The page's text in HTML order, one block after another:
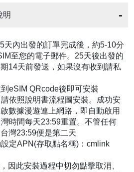
明
天內出發的訂單完成後，約5-10分
至您的電子郵件。25天後出發的
14天前發送，如果沒有收到請私
eSIM QRcode後即可安裝
依照說明書流程圖安裝。成功安
數據漫遊連上網路，即自動啟用
時間每天23:59重置。不管任何
灣23:59便是第二天
定APN(存取點名稱)：cmlink
因此安裝過程中切勿點擊取消、